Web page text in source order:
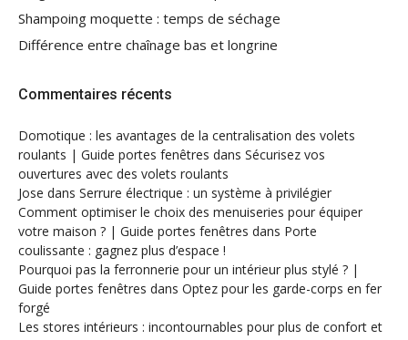
Shampoing moquette : temps de séchage
Différence entre chaînage bas et longrine
Commentaires récents
Domotique : les avantages de la centralisation des volets
roulants | Guide portes fenêtres dans Sécurisez vos
ouvertures avec des volets roulants
Jose dans Serrure électrique : un système à privilégier
Comment optimiser le choix des menuiseries pour équiper
votre maison ? | Guide portes fenêtres dans Porte
coulissante : gagnez plus d’espace !
Pourquoi pas la ferronnerie pour un intérieur plus stylé ? |
Guide portes fenêtres dans Optez pour les garde-corps en fer
forgé
Les stores intérieurs : incontournables pour plus de confort et